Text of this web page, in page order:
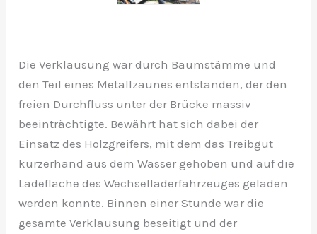
Die Verklausung war durch Baumstämme und
den Teil eines Metallzaunes entstanden, der den
freien Durchfluss unter der Brücke massiv
beeinträchtigte. Bewährt hat sich dabei der
Einsatz des Holzgreifers, mit dem das Treibgut
kurzerhand aus dem Wasser gehoben und auf die
Ladefläche des Wechselladerfahrzeuges geladen
werden konnte. Binnen einer Stunde war die
gesamte Verklausung beseitigt und der